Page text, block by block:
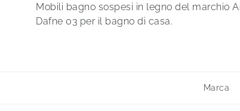
Mobili bagno sospesi in legno del marchio
Dafne 03 per il bagno di casa.
Marca